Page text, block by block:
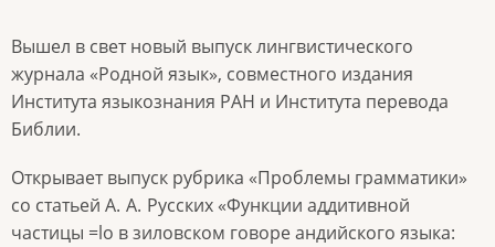
Вышел в свет новый выпуск лингвистического
журнала «Родной язык», совместного издания
Института языкознания РАН и Института перевода
Библии.
Открывает выпуск рубрика «Проблемы грамматики»
со статьей А. А. Русских «Функции аддитивной
частицы =lo в зиловском говоре андийского языка: